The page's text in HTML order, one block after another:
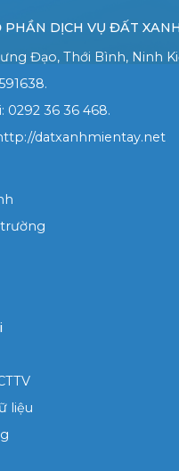
PHẦN DỊCH VỤ ĐẤT
Đạo, Thới Bình, Ninh
0292 36 36 468.
datxanhmientay.net
liệu